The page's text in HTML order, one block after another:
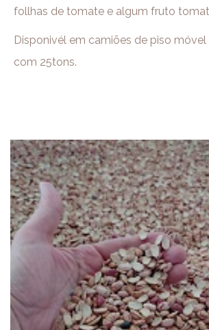
follhas de tomate e algum fruto
Disponivél em camiões de piso
com 25tons.